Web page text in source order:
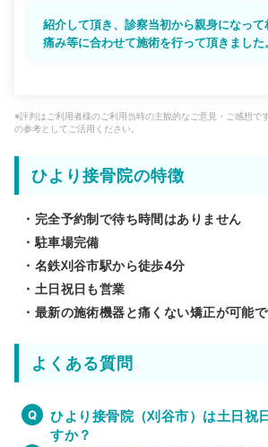
紹介して頂き、診察当初から親身になっ
痛み等に合わせて施術を行って頂きました
※評判はご利用者様のご利用当時の主観的なご意見・ご感想で
の参考としてご活用ください。
ひより接骨院の特徴
・完全予約制で待ち時間はありません
・駐車場完備
・名鉄刈谷市駅から徒歩4分
・土日祝日も営業
・最新の施術機器と痛くない矯正が可能
よくある質問
ひより接骨院（刈谷市）は土日祝
すか？